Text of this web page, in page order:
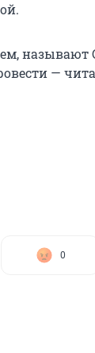
называют
—
0